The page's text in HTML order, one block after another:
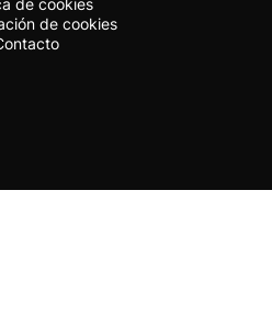
de cookies
de cookies